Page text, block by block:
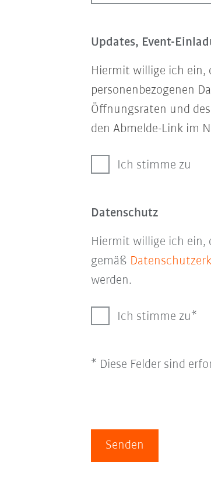
Updates, Event-
Hiermit willige ich ein,
personenbezogenen
Öffnungsraten und
den Abmelde-Link im
Ich stimme zu
Datenschutz
Hiermit willige ich ein,
gemäß
werden.
Ich stimme zu
* Diese Felder sind
Senden